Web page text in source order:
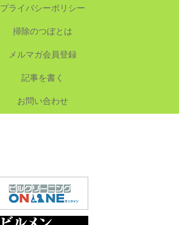
プライバシーポリシー
掃除のつぼとは
メルマガ会員登録
記事を書く
お問い合わせ